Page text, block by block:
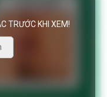
TRƯỚC KHI XEM!